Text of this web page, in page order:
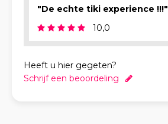
"De echte tiki experience !!!"
10,0
Heeft u hier gegeten?
Schrijf een beoordeling